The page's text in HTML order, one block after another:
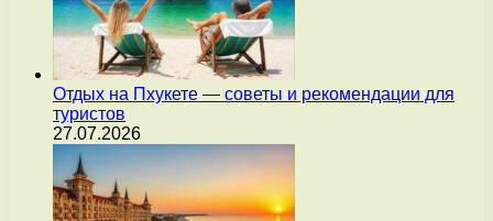
Отдых на Пхукете — советы и рекомендации для
туристов
27.07.2026